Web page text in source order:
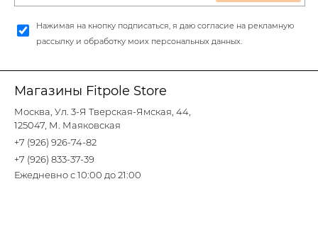
Магазины Fitpole Store
Москва, Ул. 3-Я Тверская-Ямская, 44,
125047, М. Маяковская
+7 (926) 926-74-82
+7 (926) 833-37-39
Ежедневно с 10:00 до 21:00
Нажимая на кнопку подписаться, я даю согласие на рекламную
рассылку и обработку моих персональных данных.